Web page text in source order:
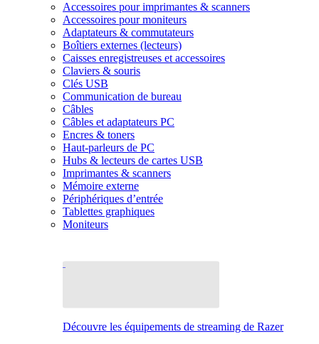
Accessoires pour imprimantes & scanners
Accessoires pour moniteurs
Adaptateurs & commutateurs
Boîtiers externes (lecteurs)
Caisses enregistreuses et accessoires
Claviers & souris
Clés USB
Communication de bureau
Câbles
Câbles et adaptateurs PC
Encres & toners
Haut-parleurs de PC
Hubs & lecteurs de cartes USB
Imprimantes & scanners
Mémoire externe
Périphériques d’entrée
Tablettes graphiques
Moniteurs
Découvre les équipements de streaming de Razer